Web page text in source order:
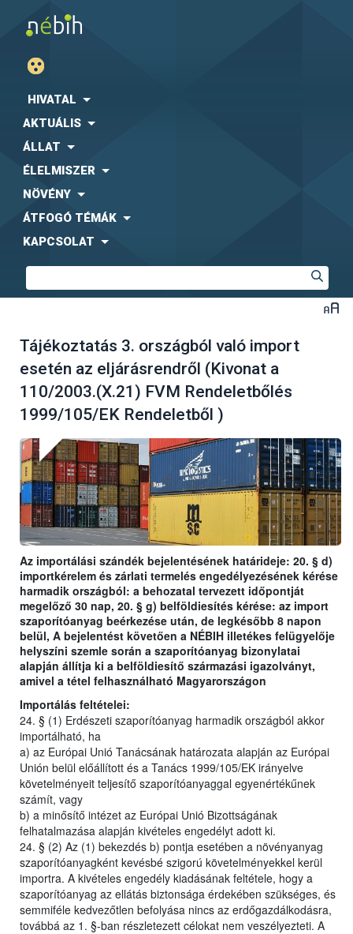
HIVATAL
AKTUÁLIS
ÁLLAT
ÉLELMISZER
NÖVÉNY
ÁTFOGÓ TÉMÁK
KAPCSOLAT
Tájékoztatás 3. országból való import
esetén az eljárásrendről (Kivonat a
110/2003.(X.21) FVM Rendeletbőlés
1999/105/EK Rendeletből )
Az importálási szándék bejelentésének határideje: 20. § d)
importkérelem és zárlati termelés engedélyezésének kérése
harmadik országból: a behozatal tervezett időpontját
megelőző 30 nap, 20. § g) belföldiesítés kérése: az import
szaporítóanyag beérkezése után, de legkésőbb 8 napon
belül, A bejelentést követően a NÉBIH illetékes felügyelője
helyszíni szemle során a szaporítóanyag bizonylatai
alapján állítja ki a belföldiesítő származási igazolványt,
amivel a tétel felhasználható Magyarországon
Importálás feltételei:
24. § (1) Erdészeti szaporítóanyag harmadik országból akkor
importálható, ha
a) az Európai Unió Tanácsának határozata alapján az Európai
Unión belül előállított és a Tanács 1999/105/EK irányelve
követelményeit teljesítő szaporítóanyaggal egyenértékűnek
számít, vagy
b) a minősítő intézet az Európai Unió Bizottságának
felhatalmazása alapján kivételes engedélyt adott ki.
24. § (2) Az (1) bekezdés b) pontja esetében a növényanyag
szaporítóanyagként kevésbé szigorú követelményekkel kerül
importra. A kivételes engedély kiadásának feltétele, hogy a
szaporítóanyag az ellátás biztonsága érdekében szükséges, és
semmiféle kedvezőtlen befolyása nincs az erdőgazdálkodásra,
továbbá az 1. §-ban részletezett célokat nem veszélyezteti. A